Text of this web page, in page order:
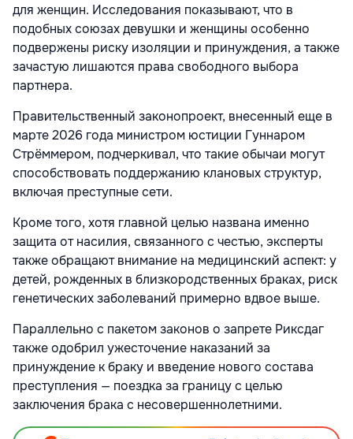
для женщин. Исследования показывают, что в
подобных союзах девушки и женщины особенно
подвержены риску изоляции и принуждения, а также
зачастую лишаются права свободного выбора
партнера.
Правительственный законопроект, внесенный еще в
марте 2026 года министром юстиции Гуннаром
Стрёммером, подчеркивал, что такие обычаи могут
способствовать поддержанию клановых структур,
включая преступные сети.
Кроме того, хотя главной целью названа именно
защита от насилия, связанного с честью, эксперты
также обращают внимание на медицинский аспект: у
детей, рожденных в близкородственных браках, риск
генетических заболеваний примерно вдвое выше.
Параллельно с пакетом законов о запрете Риксдаг
также одобрил ужесточение наказаний за
принуждение к браку и введение нового состава
преступления — поездка за границу с целью
заключения брака с несовершеннолетними.